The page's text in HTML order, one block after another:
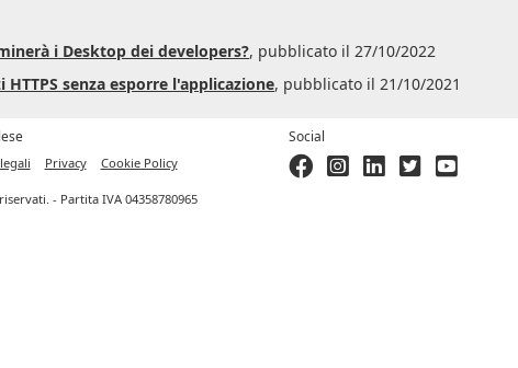
i Desktop dei developers?, pubblicato il 27/10/2022
HTTPS senza esporre l'applicazione, pubblicato il 21/10/2021
Privacy Cookie Policy
Social
- Partita IVA 04358780965